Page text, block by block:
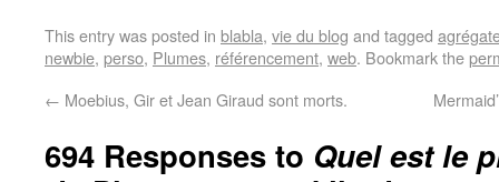
This entry was posted in blabla, vie du blog and tagged
newbie, perso, Plumes, référencement, web. Bookmark the
← Moebius, Gir et Jean Giraud sont morts.
694 Responses to Quel est le